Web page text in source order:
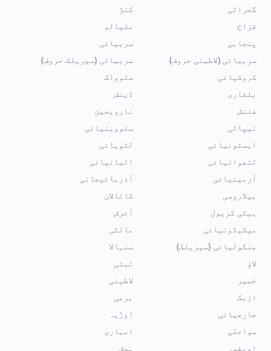
گجراتی
کنڑ
قزاخ
ملیالم
پنجابی
سربیائی
سربیائی (لاطینی حروف)
سربیائی (سیریلک حروف)
کروشیائی
سلوواک
بلغاری
ڈینش
فننش
نارویجین
نیپالی
سلووینیائی
ایسٹونیائی
لٹویائی
لتھوانیائی
البانیائی
آرمینیائی
آذربائیجانی
بیلاروسی
کاتالان
ہیٹی کریول
آئرش
میکیڈونیائی
مالٹی
منگولیائی (سیریلک)
سنہالا
لاؤ
تبتی
خمیر
لاطینی
ازبک
برمی
جارجیائی
اوڑیہ
سواحلی
امہاری
اویغور
یدش